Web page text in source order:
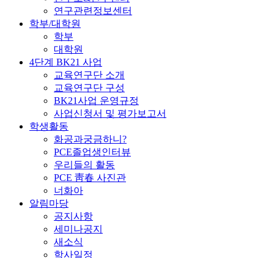
연구관련정보센터
학부/대학원
학부
대학원
4단계 BK21 사업
교육연구단 소개
교육연구단 구성
BK21사업 운영규정
사업신청서 및 평가보고서
학생활동
화공과궁금하니?
PCE졸업생인터뷰
우리들의 활동
PCE 靑春 사진관
너화아
알림마당
공지사항
세미나공지
새소식
학사일정